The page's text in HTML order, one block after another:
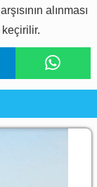
alınması